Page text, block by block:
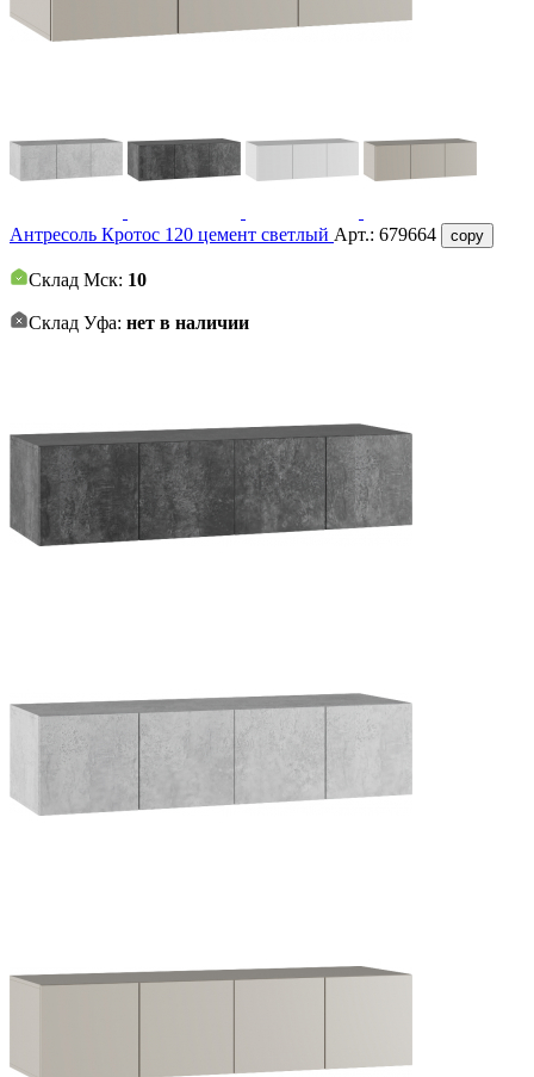
Антресоль Кротос 120 цемент светлый Арт.: 679664 copy
Склад Мск: 10
Склад Уфа: нет в наличии